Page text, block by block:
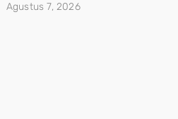
Agustus 7, 2026